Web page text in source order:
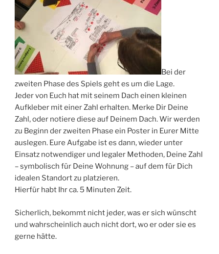
Bei der
zweiten Phase des Spiels geht es um die Lage.
Jeder von Euch hat mit seinem Dach einen kleinen
Aufkleber mit einer Zahl erhalten. Merke Dir Deine
Zahl, oder notiere diese auf Deinem Dach. Wir werden
zu Beginn der zweiten Phase ein Poster in Eurer Mitte
auslegen. Eure Aufgabe ist es dann, wieder unter
Einsatz notwendiger und legaler Methoden, Deine Zahl
– symbolisch für Deine Wohnung – auf dem für Dich
idealen Standort zu platzieren.
Hierfür habt Ihr ca. 5 Minuten Zeit.
Sicherlich, bekommt nicht jeder, was er sich wünscht
und wahrscheinlich auch nicht dort, wo er oder sie es
gerne hätte.